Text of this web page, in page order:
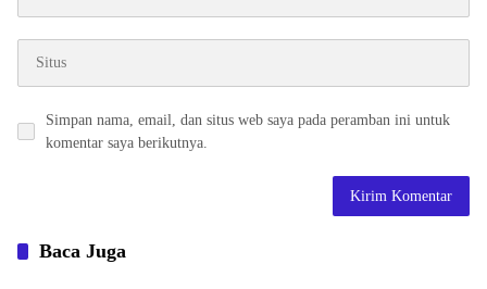
Simpan nama, email, dan situs web saya pada peramban ini untuk
komentar saya berikutnya.
Baca Juga